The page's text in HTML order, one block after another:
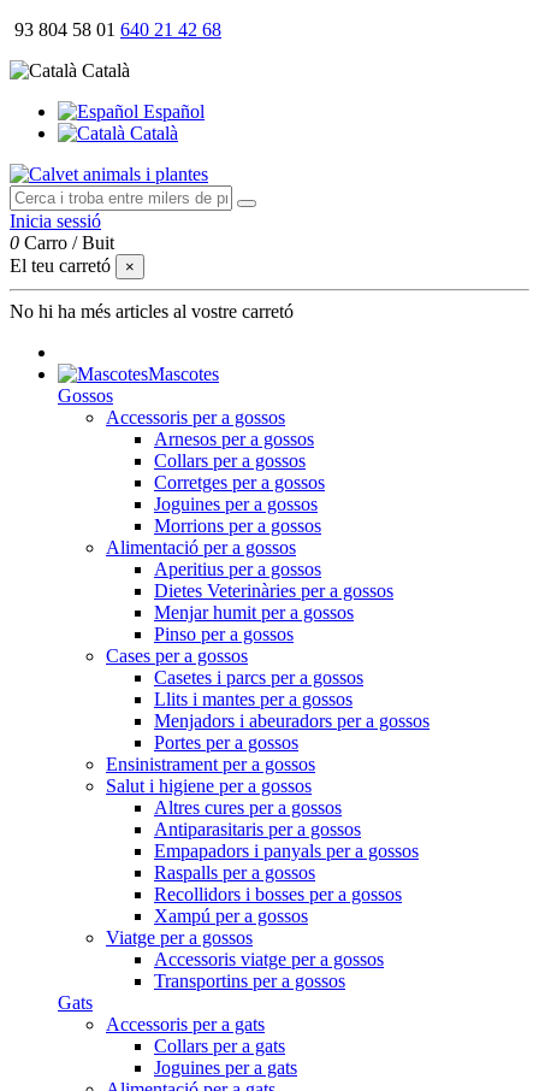
93 804 58 01 640 21 42 68
Català
Español
Català
Inicia sessió
0 Carro /Buit
El teu carretó
×
No hi ha més articles al vostre carretó
Mascotes
Gossos
Accessoris per a gossos
Arnesos per a gossos
Collars per a gossos
Corretges per a gossos
Joguines per a gossos
Morrions per a gossos
Alimentació per a gossos
Aperitius per a gossos
Dietes Veterinàries per a gossos
Menjar humit per a gossos
Pinso per a gossos
Cases per a gossos
Casetes i parcs per a gossos
Llits i mantes per a gossos
Menjadors i abeuradors per a gossos
Portes per a gossos
Ensinistrament per a gossos
Salut i higiene per a gossos
Altres cures per a gossos
Antiparasitaris per a gossos
Empapadors i panyals per a gossos
Raspalls per a gossos
Recollidors i bosses per a gossos
Xampú per a gossos
Viatge per a gossos
Accessoris viatge per a gossos
Transportins per a gossos
Gats
Accessoris per a gats
Collars per a gats
Joguines per a gats